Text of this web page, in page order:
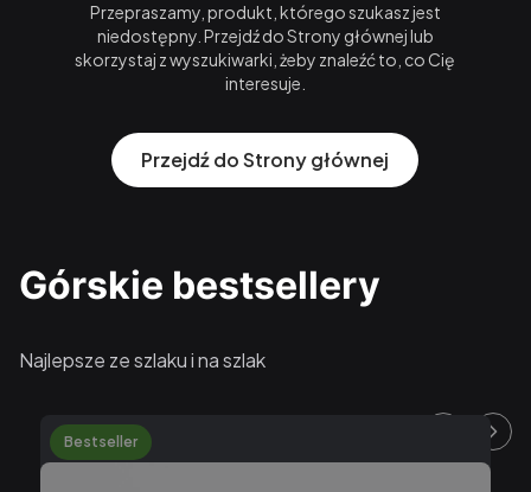
Przepraszamy, produkt, którego szukasz jest
niedostępny. Przejdź do Strony głównej lub
skorzystaj z wyszukiwarki, żeby znaleźć to, co Cię
interesuje.
Przejdź do Strony głównej
Górskie bestsellery
Najlepsze ze szlaku i na szlak
Bestseller